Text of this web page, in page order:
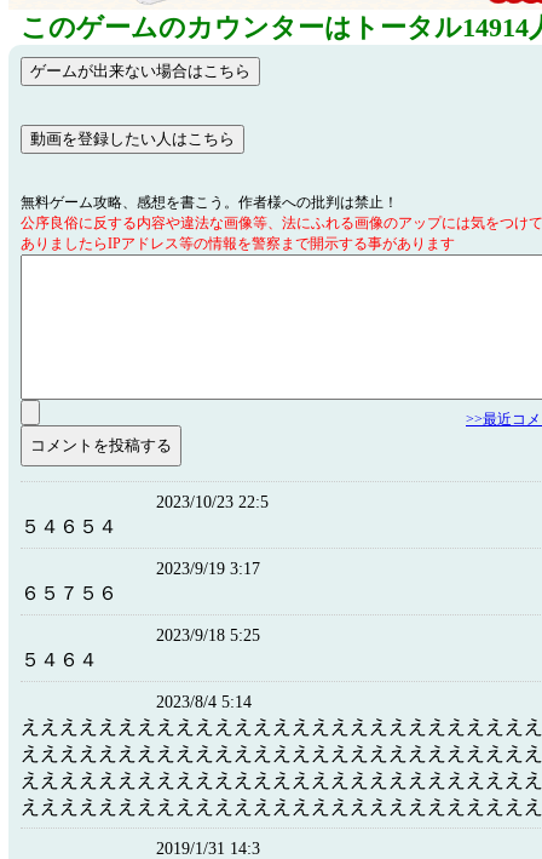
このゲームのカウンターはトータル14914
無料ゲーム攻略、感想を書こう。作者様への批判は禁止！
公序良俗に反する内容や違法な画像等、法にふれる画像のアップには気をつけ
ありましたらIPアドレス等の情報を警察まで開示する事があります
>>最近コ
2023/10/23 22:5
５４６５４
2023/9/19 3:17
６５７５６
2023/9/18 5:25
５４６４
2023/8/4 5:14
ええええええええええええええええええええええええええ
ええええええええええええええええええええええええええ
ええええええええええええええええええええええええええ
ええええええええええええええええええええええええええ
2019/1/31 14:3